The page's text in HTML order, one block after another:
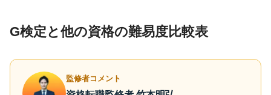
G検定と他の資格の難易度比較表
監修者コメント